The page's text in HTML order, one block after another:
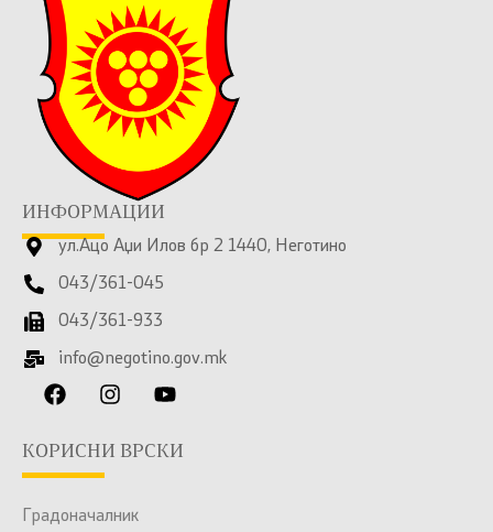
ИНФОРМАЦИИ
ул.Ацо Аџи Илов бр 2 1440, Неготино
043/361-045
043/361-933
info@negotino.gov.mk
КОРИСНИ ВРСКИ
Градоначалник